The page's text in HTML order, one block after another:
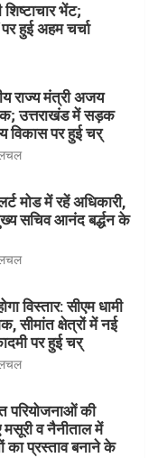
भेंट;
हुई अहम चर्चा
राज्य मंत्री अजय
उत्तराखंड में सड़क
विकास पर हुई चर्
मोड में रहें अधिकारी,
सचिव आनंद बर्द्धन के
विस्तार: सीएम धामी
सीमांत क्षेत्रों में नई
पर हुई चर्
परियोजनाओं की
मसूरी व नैनीताल में
का प्रस्ताव बनाने के